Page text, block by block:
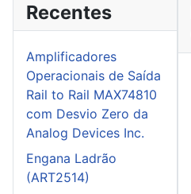
Recentes
Amplificadores
Operacionais de Saída
Rail to Rail MAX74810
com Desvio Zero da
Analog Devices Inc.
Engana Ladrão
(ART2514)